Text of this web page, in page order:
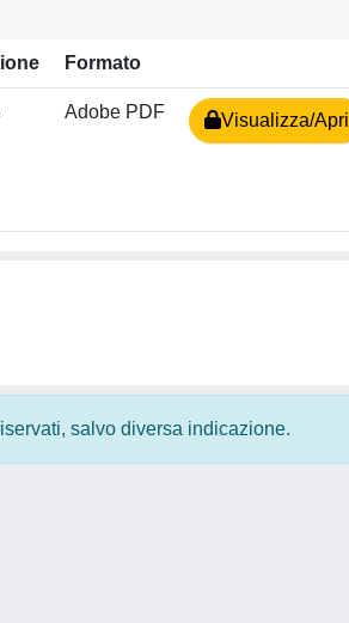
Formato
Adobe PDF Visualizza/Apri
salvo diversa indicazione.